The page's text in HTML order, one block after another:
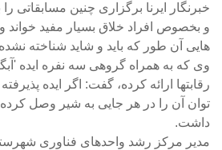
خبرنگار ایرنا برگزاری چنین مسابقاتی
و بخصوص افراد خلاق بسیار مفید خواند
هایی آن طور که باید و شاید شناخته
وی که به همراه گروهی سه نفره ایده
رقابتها ارائه کرده، گفت: اگر ایده
توان آن را در هر جایی به شیر وصل
داشت.
مدیر مرکز رشد واحدهای فناوری